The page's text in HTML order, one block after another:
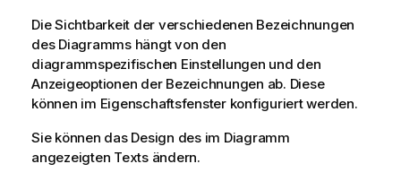
Die Sichtbarkeit der verschiedenen Bezeichnungen
des Diagramms hängt von den
diagrammspezifischen Einstellungen und den
Anzeigeoptionen der Bezeichnungen ab. Diese
können im Eigenschaftsfenster konfiguriert werden.
Sie können das Design des im Diagramm
angezeigten Texts ändern.